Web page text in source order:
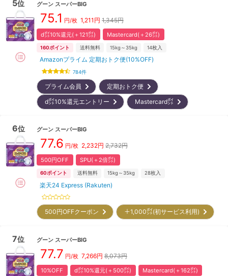
5位 グーン スーパーBIG
75.1 円/枚 1,211 円 1,345円
d㌽10%還元(＋121㌽) Mastercard(＋26㌽)
160ポイント 送料無料 15kg～35kg 14枚入
Amazonプライム 定期おトク便(10%OFF)
784件
プライム会員
定期おトク便
d㌽10%還元エントリー
Mastercard㌽
6位 グーン スーパーBIG
77.6 円/枚 2,232円 2,732円
500円OFF SPU(＋2倍㌽)
60ポイント 送料無料 15kg～35kg 28枚入
楽天24 Express (Rakuten)
500円OFFクーポン ＋1,000㌽(初サービス利用)
7位 グーン スーパーBIG
77.7 円/枚 7,266円 8,073円
10%OFF d㌽10%還元(＋500㌽) Mastercard(＋162㌽)